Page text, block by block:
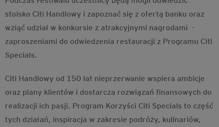
stoisko Citi Handlowy i zapoznać się z ofertą banku oraz
wziąć udział w konkursie z atrakcyjnymi nagrodami -
zaproszeniami do odwiedzenia restauracji z Programu Citi
Specials.
Citi Handlowy od 150 lat nieprzerwanie wspiera ambicje
oraz plany klientów i dostarcza rozwiązań finansowych do
realizacji ich pasji. Program Korzyści Citi Specials to część
tych działań, inspiracja w zakresie podróży, kulinariów,